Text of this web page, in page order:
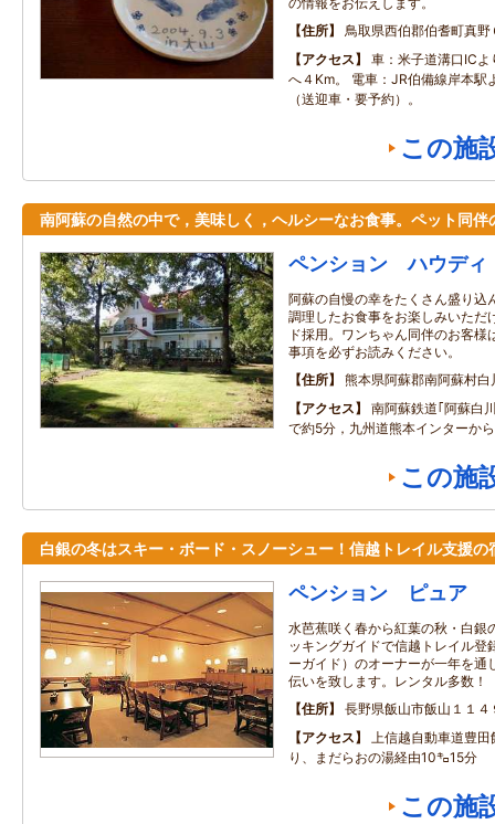
住所
鳥取県西伯郡伯耆町真野
アクセス
車：米子道溝口IC
へ４Km。 電車：JR伯備線岸本駅
（送迎車・要予約）。
この施
南阿蘇の自然の中で，美味しく，ヘルシーなお食事。ペット同伴
ペンション ハウディ
阿蘇の自慢の幸をたくさん盛り込
調理したお食事をお楽しみいただ
ド採用。ワンちゃん同伴のお客
事項を必ずお読みください。
住所
熊本県阿蘇郡南阿蘇村白
アクセス
南阿蘇鉄道｢阿蘇白
で約5分，九州道熊本インターか
この施
白銀の冬はスキー・ボード・スノーシュー！信越トレイル支援の
ペンション ピュア
水芭蕉咲く春から紅葉の秋・白銀
ッキングガイドで信越トレイル登
ーガイド）のオーナーが一年を通
伝いを致します。レンタル多数！
住所
長野県飯山市飯山１１４
アクセス
上信越自動車道豊
り、まだらおの湯経由10㌔15分
この施